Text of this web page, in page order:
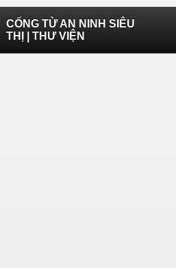
CỔNG TỪ AN NINH SIÊU
THỊ | THƯ VIỆN